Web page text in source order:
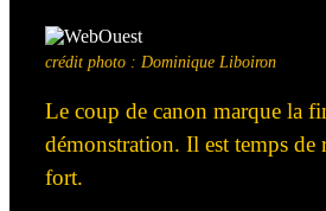
crédit photo : Dominique Liboiron
Le coup de canon marque la
démonstration. Il est temps de
fort.